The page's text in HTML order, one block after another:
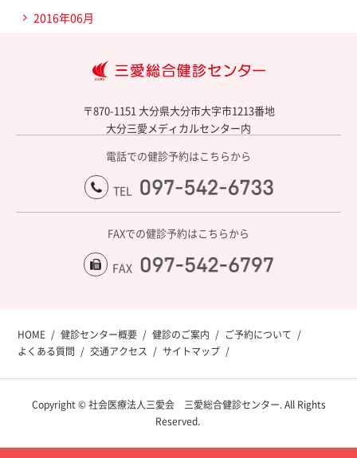
2016年06月
〒870-1151 大分県大分市大字市1213番地
大分三愛メディカルセンター内
電話での健診予約はこちらから
TEL 097-542-6733
FAXでの健診予約はこちらから
FAX
HOME 健診センター概要 健診のご案内
ご予約について
よくある質問
交通アクセス サイトマップ
Copyright © 社会医療法人三愛会 三愛総合健診センター. All Rights
Reserved.